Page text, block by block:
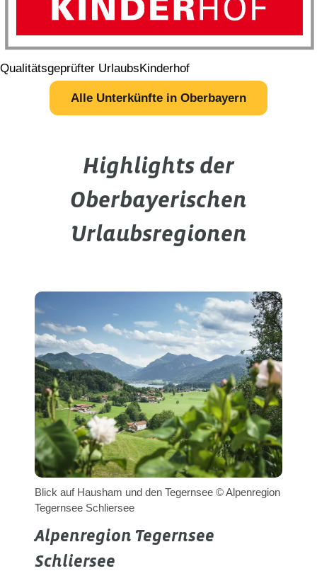
Qualitätsgeprüfter UrlaubsKinderhof
Alle Unterkünfte in Oberbayern
Highlights der
Oberbayerischen
Urlaubsregionen
Blick auf Hausham und den Tegernsee © Alpenregion
Tegernsee Schliersee
Alpenregion Tegernsee
Schliersee